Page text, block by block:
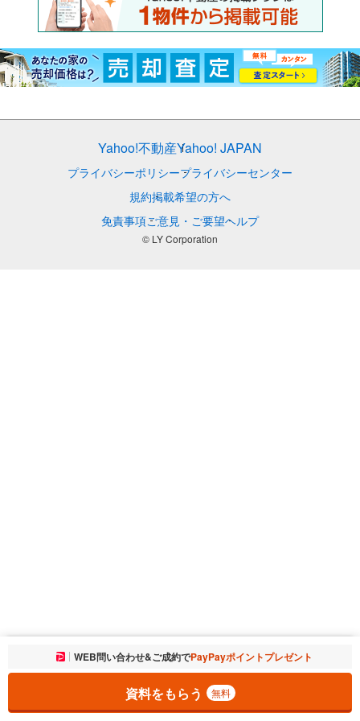
お気に入りに追加しました。 一覧を開く
WEB問い合わせ&ご成約でPayPayポイントプレゼント
資料をもらう 無料
Yahoo!不動産Yahoo! JAPAN
プライバシーポリシープライバシーセンター
規約掲載希望の方へ
免責事項ご意見・ご要望ヘルプ
© LY Corporation